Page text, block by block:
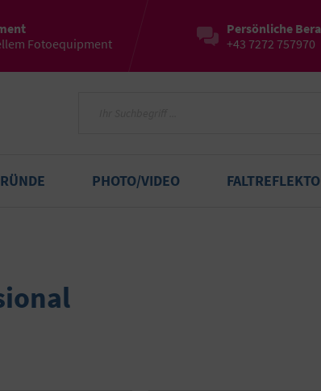
Fotoequipment
Persönliche
+43 7272 757970
PHOTO/VIDEO